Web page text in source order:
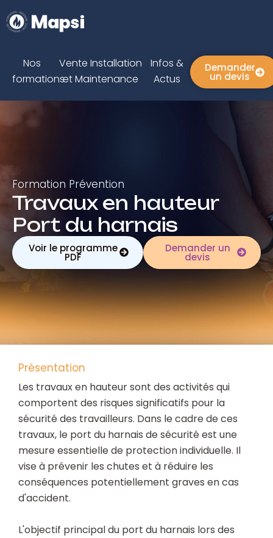
Nos
formations
Vente Installation
et Maintenance
Infos &
Actus
Demander
un devis
Formation Prévention
Travaux en hauteur
Port du harnais
Voir le programme
PDF
Demander un
devis
Présentation
Les travaux en hauteur sont des activités qui
comportent des risques significatifs pour la
sécurité des travailleurs. Dans le cadre de ces
travaux, le port du harnais de sécurité est une
mesure essentielle de protection individuelle. Il
vise à prévenir les chutes et à réduire les
conséquences potentiellement graves en cas
d'accident.
L'objectif principal du port du harnais lors des